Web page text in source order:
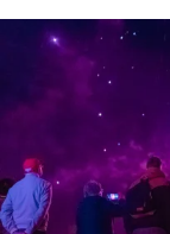
Aller
principal